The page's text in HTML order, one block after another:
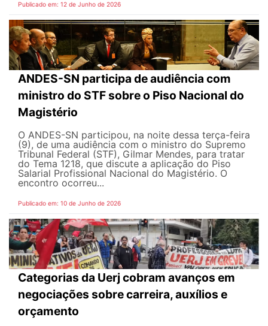
Publicado em: 12 de Junho de 2026
ANDES-SN participa de audiência com
ministro do STF sobre o Piso Nacional do
Magistério
O ANDES-SN participou, na noite dessa terça-feira
(9), de uma audiência com o ministro do Supremo
Tribunal Federal (STF), Gilmar Mendes, para tratar
do Tema 1218, que discute a aplicação do Piso
Salarial Profissional Nacional do Magistério. O
encontro ocorreu...
Publicado em: 10 de Junho de 2026
Categorias da Uerj cobram avanços em
negociações sobre carreira, auxílios e
orçamento